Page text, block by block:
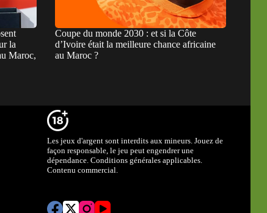
la
Maroc,
Coupe du monde 2030 : et si la Côte
d’Ivoire était la meilleure chance africaine
au Maroc ?
Les jeux d'argent sont interdits aux mineurs. Jouez de
façon responsable, le jeu peut engendrer une
dépendance. Conditions générales applicables.
Contenu commercial.